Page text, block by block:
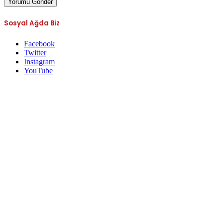
Sosyal Ağda Biz
Facebook
Twitter
Instagram
YouTube